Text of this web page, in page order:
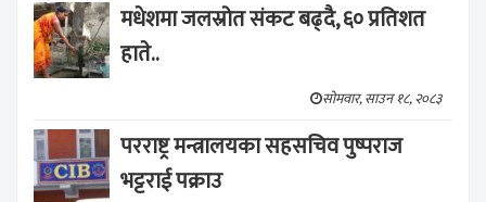
मधेशमा जलस्रोत संकट बढ्दै, ६० प्रतिशत
हाते..
सोमवार, साउन १८, २०८३
परराष्ट्र मन्त्रालयका सहसचिव पुष्पराज
भट्टराई पक्राउ